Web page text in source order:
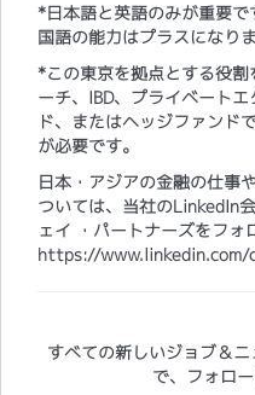
*日本語と英語のみが重要
国語の能力はプラスになりま
*この東京を拠点とする役
ーチ、IBD、プライベート
ド、またはヘッジファンド
が必要です。
日本・アジアの金融の仕事
ついては、当社のLinkedIn
ェイ ・パートナーズをフォ
https://
すべての新しいジョブ＆
で、フォロ